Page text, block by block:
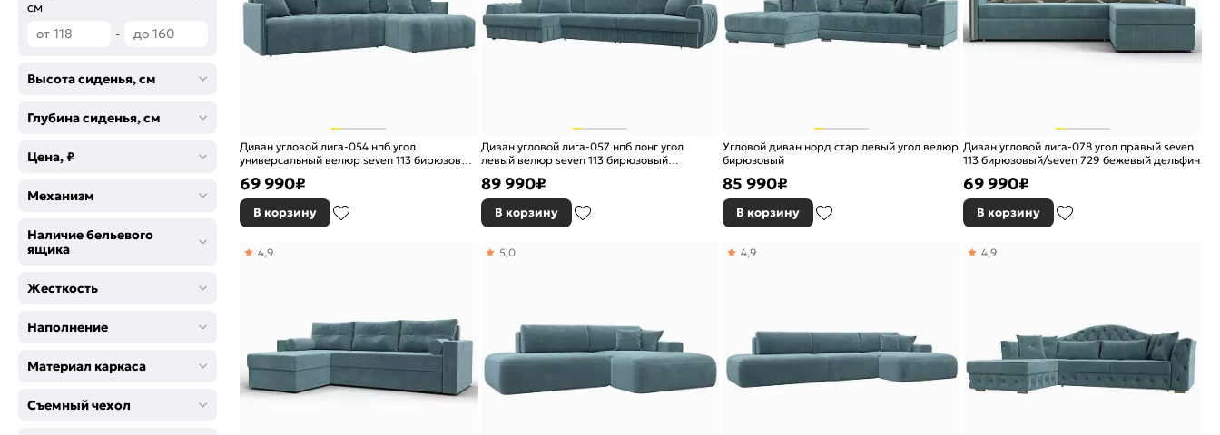
см
-
Высота сиденья, см
Глубина сиденья, см
Цена, ₽
Механизм
Наличие бельевого
ящика
Жесткость
Наполнение
Материал каркаса
Съемный чехол
Диван угловой лига-054 нпб угол
универсальный велюр seven 113 бирюзовый
69 990₽
В корзину
Диван угловой лига-057 нпб лонг угол
левый велюр seven 113 бирюзовый
89 990₽
В корзину
Угловой диван норд стар левый угол велюр
бирюзовый
85 990₽
В корзину
Диван угловой лига-078 угол правый seven
113 бирюзовый/seven 729 бежевый дельфин
69 990₽
В корзину
4,9 5,0 4,9 4,9